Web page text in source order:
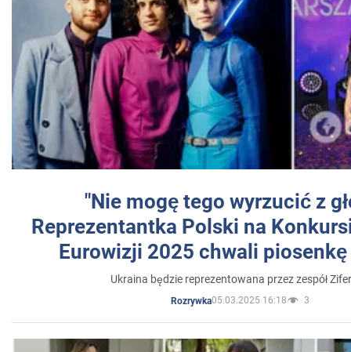
"Nie mogę tego wyrzucić z
Reprezentantka Polski na
Eurowizji 2025 chwali
Ukraina będzie reprezentowana przez zespół
Rozrywka05.03.2025 16:18 3